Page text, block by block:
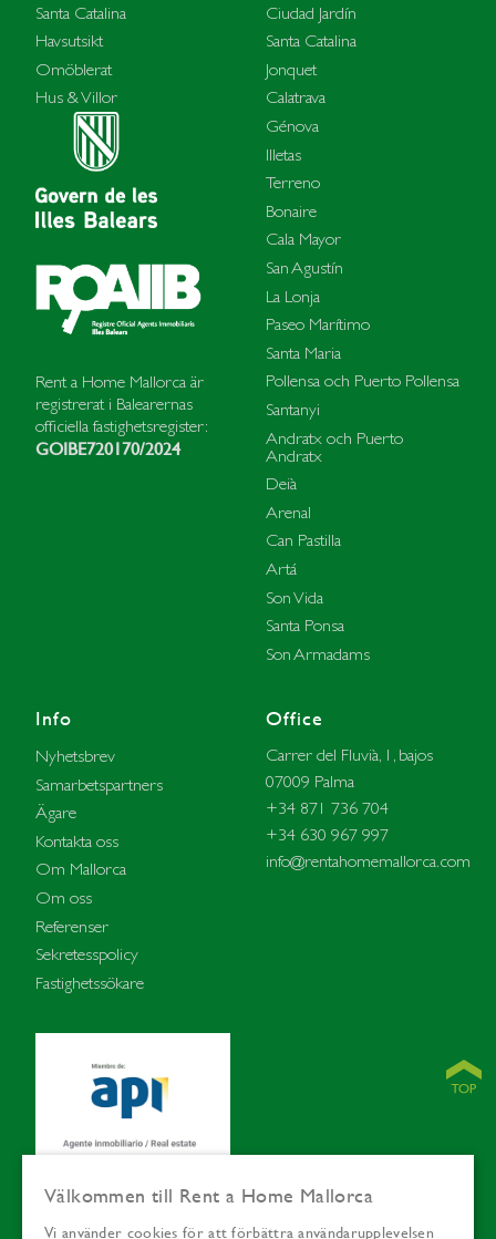
Santa Catalina
Havsutsikt
Omöblerat
Hus & Villor
Rent a Home Mallorca är
registrerat i Balearernas
officiella fastighetsregister:
GOIBE720170/2024
Ciudad Jardín
Santa Catalina
Jonquet
Calatrava
Génova
Illetas
Terreno
Bonaire
Cala Mayor
San Agustín
La Lonja
Paseo Marítimo
Santa Maria
Pollensa och Puerto Pollensa
Santanyi
Andratx och Puerto
Andratx
Deià
Arenal
Can Pastilla
Artá
Son Vida
Santa Ponsa
Son Armadams
Info
Nyhetsbrev
Samarbetspartners
Ägare
Kontakta oss
Om Mallorca
Om oss
Referenser
Sekretesspolicy
Fastighetssökare
Office
Carrer del Fluvià, 1, bajos
07009 Palma
+34 871 736 704
+34 630 967 997
info@rentahomemallorca.com
Välkommen till Rent a Home Mallorca
Vi använder cookies för att förbättra användarupplevelsen